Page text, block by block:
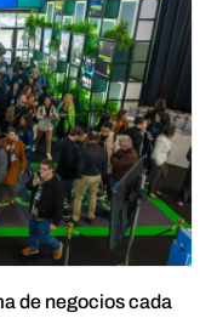
de negocios cada